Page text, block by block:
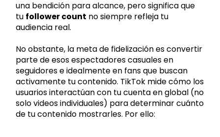
una bendición para alcance, pero significa que
tu follower count no siempre refleja tu
audiencia real.
No obstante, la meta de fidelización es convertir
parte de esos espectadores casuales en
seguidores e idealmente en fans que buscan
activamente tu contenido. TikTok mide cómo los
usuarios interactúan con tu cuenta en global (no
solo videos individuales) para determinar cuánto
de tu contenido mostrarles. Por ello: